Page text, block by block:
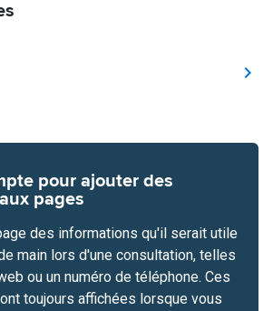
pour ajouter des
pages
des informations qu'il serait utile
main lors d'une consultation, telles
ou un numéro de téléphone. Ces
toujours affichées lorsque vous